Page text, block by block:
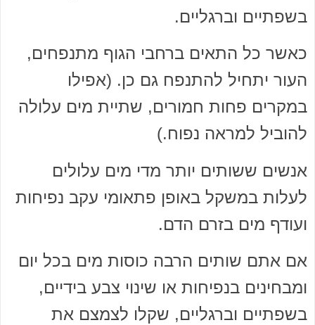
בשפתיים וברגליים.
כאשר כל התאים ברחבי הגוף מתנפחים,
העור יתחיל להתנפח גם כן. (אפילו
במקרים פחות חמורים, שתיית מים עלולה
להוביל למראה נפוח.)
אנשים ששותים יותר מדי מים עלולים
לעלות במשקל באופן פתאומי עקב נפיחות
ועודף מים בזרם הדם.
אם אתם שותים הרבה כוסות מים בכל יום
ומבחינים בנפיחות או שינוי צבע בידיים,
בשפתיים וברגליים, שקלו לצמצם את